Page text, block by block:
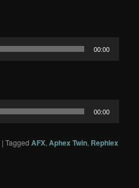
00:00
00:00
|Tagged AFX,Aphex Twin, Rephlex